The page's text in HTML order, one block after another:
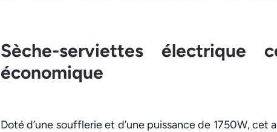
Sèche-serviettes
économique
Doté d’une soufflerie et d’une puissance de 1750W,